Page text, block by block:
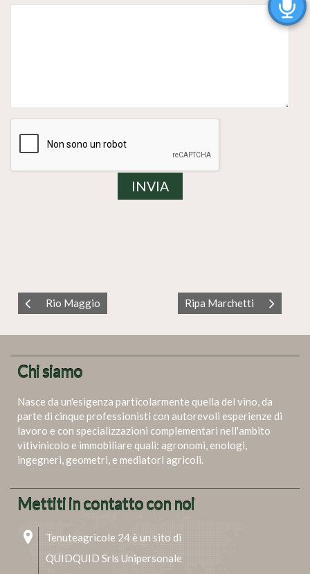
Rio Maggio Ripa Marchetti
Chi siamo
Nasce da un'esigenza particolarmente quella del vino, da
parte di cinque professionisti con autorevoli esperienze di
lavoro e con specializzazioni complementari nell'ambito
vitivinicolo e immobiliare quali: agronomi, enologi,
ingegneri, geometri, e mediatori agricoli.
Mettiti in contatto con noi
Tenuteagricole 24 è un sito di
QUIDQUID Srls Unipersonale